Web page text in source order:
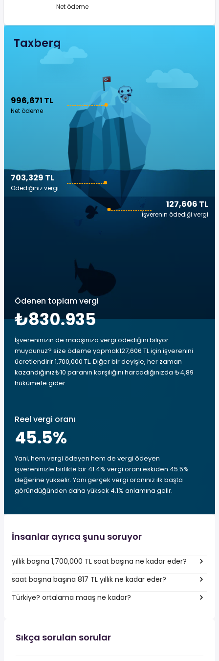
Net ödeme
Taxberg
996,671 TL
Net ödeme
127,606 TL
İşverenin ödediği vergi
703,329 TL
Ödediğiniz vergi
Ödenen toplam vergi
₺830.935
İşvereninizin de maaşınıza vergi ödediğini biliyor
muydunuz? size ödeme yapmak127,606 TL için işverenini
ücretlendirir 1,700,000 TL. Diğer bir deyişle, her zaman
kazandığınız₺10 paranın karşılığını harcadığınızda ₺4,89
hükümete gider.
Reel vergi oranı
45.5%
Yani, hem vergi ödeyen hem de vergi ödeyen
işvereninizle birlikte bir 41.4% vergi oranı eskiden 45.5%
değerine yükselir. Yani gerçek vergi oranınız ilk başta
göründüğünden daha yüksek 4.1% anlamına gelir.
İnsanlar ayrıca şunu soruyor
yıllık başına 1,700,000 TL saat başına ne kadar eder?
saat başına başına 817 TL yıllık ne kadar eder?
Türkiye? ortalama maaş ne kadar?
Sıkça sorulan sorular